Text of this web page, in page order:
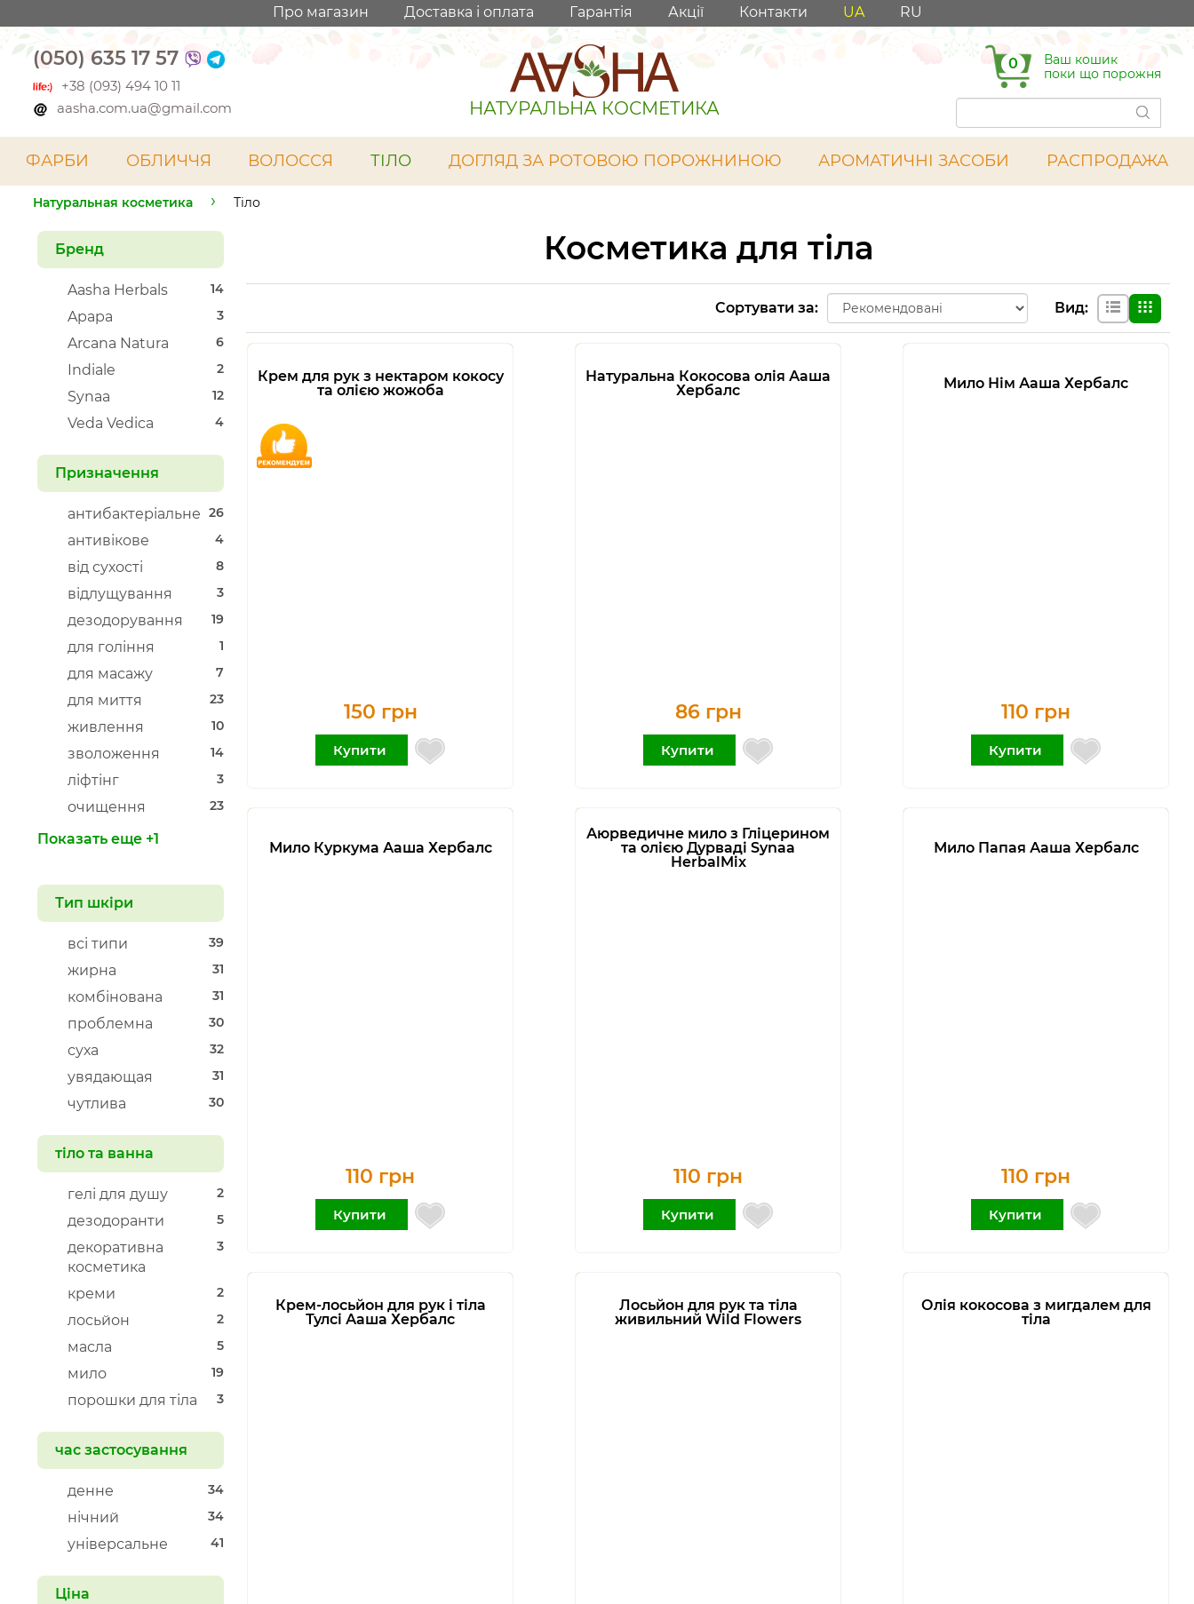
Про магазин Доставка і оплата Гарантія Акції Контакти UA RU
(050) 635 17 57
+38 (093) 494 10 11
aasha.com.ua@gmail.com
НАТУРАЛЬНА КОСМЕТИКА
0
Ваш кошик
поки що порожня
ФАРБИ ОБЛИЧЧЯ ВОЛОССЯ ТІЛО ДОГЛЯД ЗА РОТОВОЮ ПОРОЖНИНОЮ АРОМАТИЧНІ ЗАСОБИ РАСПРОДАЖА
Натуральная косметика Тіло
Косметика для тіла
Сортувати за: Вид:
Крем для рук з нектаром кокосу
та олією жожоба
150 грн
Купити
Натуральна Кокосова олія Ааша
Хербалс
86 грн
Купити
Мило Нім Ааша Хербалс
110 грн
Купити
Мило Куркума Ааша Хербалс
110 грн
Купити
Аюрведичне мило з Гліцерином
та олією Дурваді Synaa
HerbalMix
110 грн
Купити
Мило Папая Ааша Хербалс
110 грн
Купити
Крем-лосьйон для рук і тіла
Тулсі Ааша Хербалс
Лосьйон для рук та тіла
живильний Wild Flowers
Олія кокосова з мигдалем для
тіла
Бренд
14
Aasha Herbals
3
Apapa
6
Arcana Natura
2
Indiale
12
Synaa
4
Veda Vedica
Призначення
26
антибактеріальне
4
антивікове
8
від сухості
3
відлущування
19
дезодорування
1
для гоління
7
для масажу
23
для миття
10
живлення
14
зволоження
3
ліфтінг
23
очищення
Показать еще +1
Тип шкіри
39
всі типи
31
жирна
31
комбінована
30
проблемна
32
суха
31
увядающая
30
чутлива
тіло та ванна
2
гелі для душу
5
дезодоранти
3
декоративна
косметика
2
креми
2
лосьйон
5
масла
19
мило
3
порошки для тіла
час застосування
34
денне
34
нічний
41
універсальне
Ціна